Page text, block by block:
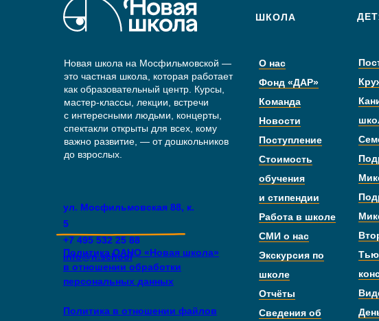
ШКОЛА
О нас
Фонд «ДАР»
Команда
Новости
Поступление
Стоимость
обучения
и стипендии
Работа в школе
СМИ о нас
Экскурсия по
школе
Отчёты
Сведения об
Новая школа на Мосфильмовской —
это частная школа, которая работает
как образовательный центр. Курсы,
мастер-классы, лекции, встречи
с интересными людьми, концерты,
спектакли открыты для всех, кому
важно развитие, — от дошкольников
до взрослых.
ул. Мосфильмовская 88, к.
5
+7 495 532 25 88
info@n.school
Политика ОАНО «Новая школа»
в отношении обработки
персональных данных
Политика в отношении файлов